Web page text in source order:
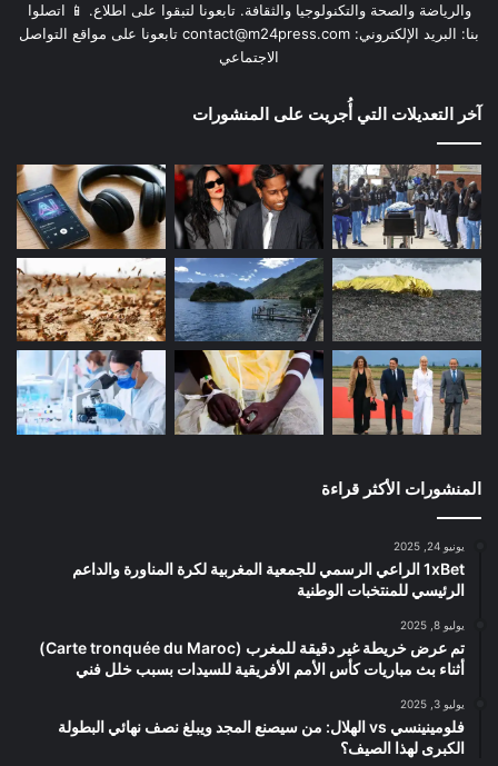
والرياضة والصحة والتكنولوجيا والثقافة. تابعونا لتبقوا على اطلاع. 📱 اتصلوا
بنا: البريد الإلكتروني: contact@m24press.com تابعونا على مواقع التواصل
الاجتماعي
آخر التعديلات التي أُجريت على المنشورات
المنشورات الأكثر قراءة
يونيو 24, 2025
1xBet الراعي الرسمي للجمعية المغربية لكرة المناورة والداعم
الرئيسي للمنتخبات الوطنية
يوليو 8, 2025
تم عرض خريطة غير دقيقة للمغرب (Carte tronquée du Maroc)
أثناء بث مباريات كأس الأمم الأفريقية للسيدات بسبب خلل فني
يوليو 3, 2025
فلومينينسي vs الهلال: من سيصنع المجد ويبلغ نصف نهائي البطولة
الكبرى لهذا الصيف؟